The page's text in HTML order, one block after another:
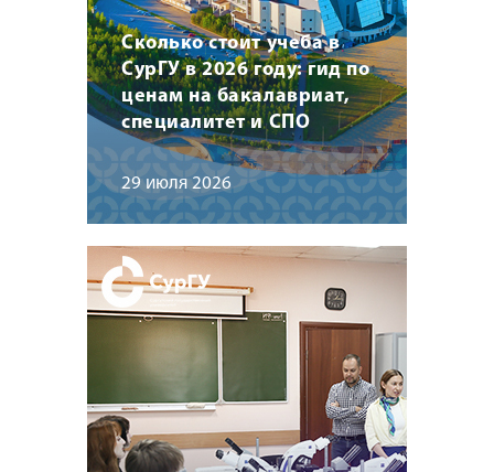
Сколько стоит учеба в
СурГУ в 2026 году: гид по
ценам на бакалавриат,
специалитет и СПО
29 июля 2026